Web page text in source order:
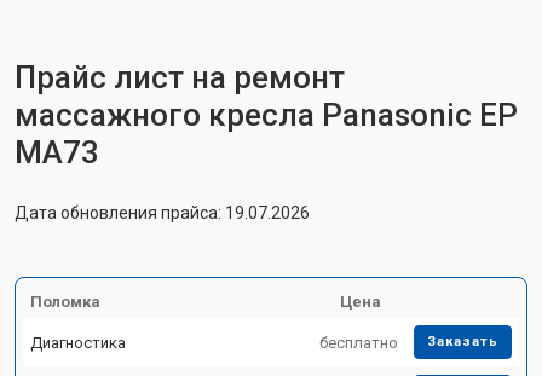
Прайс лист на ремонт
массажного кресла Panasonic EP
MA73
Дата обновления прайса: 19.07.2026
Поломка Цена
Диагностика бесплатно Заказать